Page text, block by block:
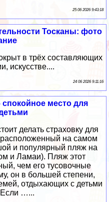
25 06 2026 9:43:18
Тосканы: фото
в трёх составляющих
искусстве....
24 06 2026 9:11:16
место для
делать страховку для
на самом
и популярный пляж на
и Ламаи). Пляж этот
чем его тусовочные
он в большей степени,
отдыхающих с детьми
Если …...